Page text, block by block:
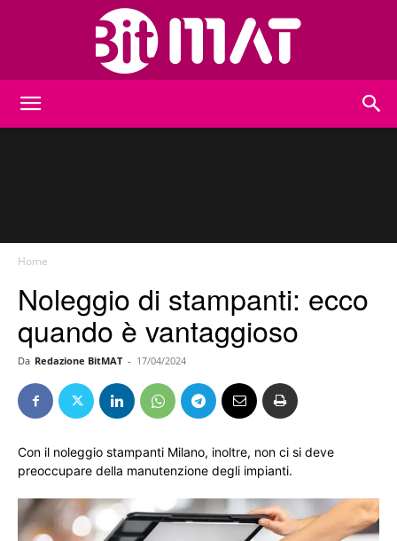
Home
Noleggio di stampanti: ecco
quando è vantaggioso
Da Redazione BitMAT - 17/04/2024
Con il noleggio stampanti Milano, inoltre, non ci si deve
preoccupare della manutenzione degli impianti.